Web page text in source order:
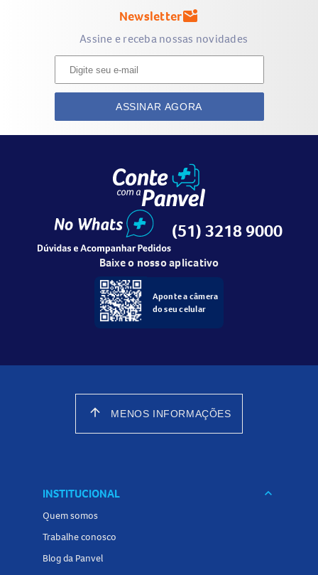
Newslettermark_email_unread
Assine e receba nossas novidades
ASSINAR AGORA
(51) 3218 9000
Baixe o nosso aplicativo
Aponte a câmera
do seu celular
arrow_upward MENOS INFORMAÇÕES
INSTITUCIONAL keyboard_arrow_down
Quem somos
Trabalhe conosco
Blog da Panvel